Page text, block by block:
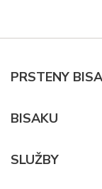
PRSTENY
BISAKU
SLUŽBY